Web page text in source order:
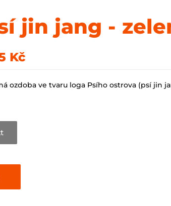
jin jang -
Kč
ozdoba ve tvaru loga Psího ostrova (psí jin